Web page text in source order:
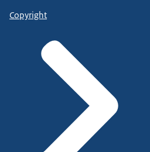
Copyright